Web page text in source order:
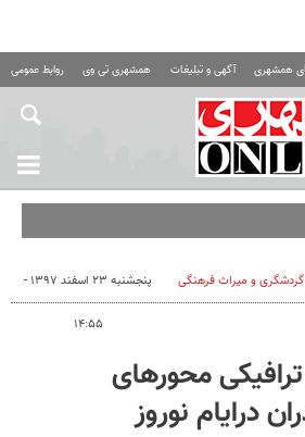
همشهری آگهی و تبلیغات همشهری تی وی روابط عمومی
تسل
گردشگری و ميراث فرهنگی پنجشنبه ۲۳ اسفند ۱۳۹۷ -
۱۴:۵۵
محورهای
درایام نوروز